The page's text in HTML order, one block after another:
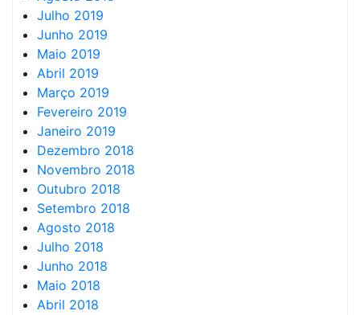
Julho 2019
Junho 2019
Maio 2019
Abril 2019
Março 2019
Fevereiro 2019
Janeiro 2019
Dezembro 2018
Novembro 2018
Outubro 2018
Setembro 2018
Agosto 2018
Julho 2018
Junho 2018
Maio 2018
Abril 2018